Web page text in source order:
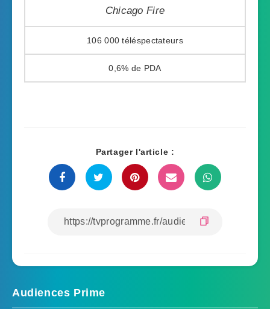
Chicago Fire
106 000
0,6%
Partager l'article :
Audiences Prime